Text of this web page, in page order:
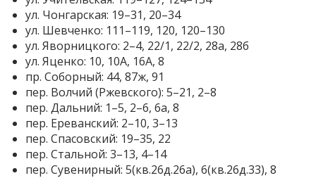
ул. Чонгарская: 19–31, 20–34
ул. Шевченко: 111–119, 120, 120–130
ул. Яворницкого: 2–4, 22/1, 22/2, 28а, 28б
ул. Яценко: 10, 10А, 16А, 8
пр. Соборный: 44, 87ж, 91
пер. Волчий (Ржевского): 5–21, 2–8
пер. Дальний: 1–5, 2–6, 6а, 8
пер. Ереванский: 2–10, 3–13
пер. Спасовский: 19–35, 22
пер. Стальной: 3–13, 4–14
пер. Сувенирный: 5(кв.26д.26а), 6(кв.26д.33), 8